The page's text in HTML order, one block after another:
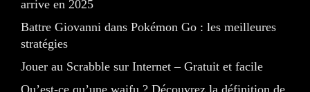
arrive en 2025
Battre Giovanni dans Pokémon Go : les meilleures
stratégies
Jouer au Scrabble sur Internet – Gratuit et facile